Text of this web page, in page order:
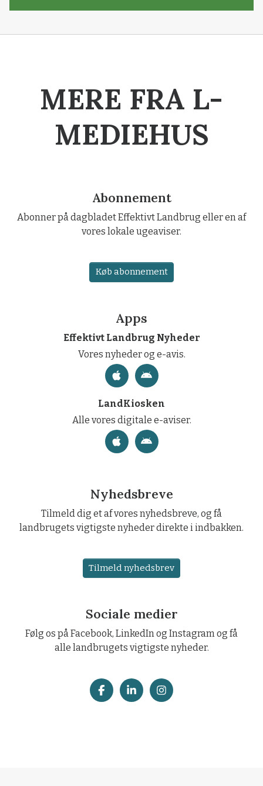
MERE FRA L-
MEDIEHUS
Abonnement
Abonner på dagbladet Effektivt Landbrug eller en af
vores lokale ugeaviser.
Køb abonnement
Apps
Effektivt Landbrug Nyheder
Vores nyheder og e-avis.
LandKiosken
Alle vores digitale e-aviser.
Nyhedsbreve
Tilmeld dig et af vores nyhedsbreve, og få
landbrugets vigtigste nyheder direkte i indbakken.
Tilmeld nyhedsbrev
Sociale medier
Følg os på Facebook, LinkedIn og Instagram og få
alle landbrugets vigtigste nyheder.